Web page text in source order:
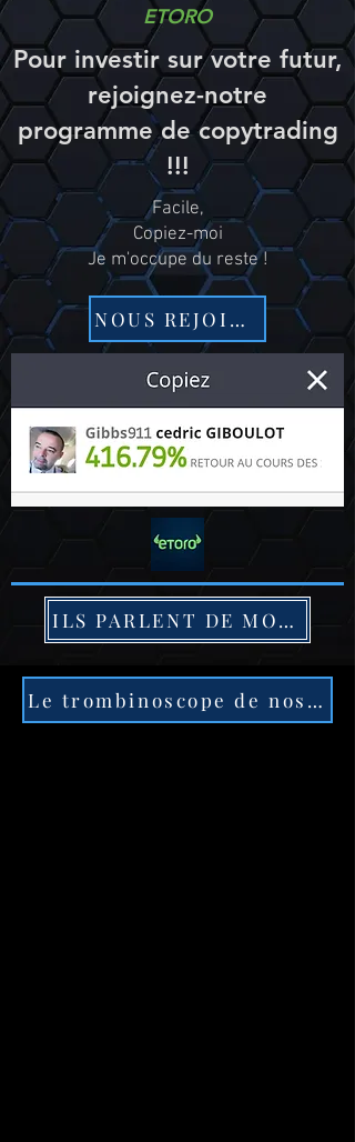
ETORO
Pour investir sur votre futur,
rejoignez-notre
programme de copytrading
!!!
Facile,
Copiez-moi
Je m'occupe du reste !
NOUS REJOINDRE
ILS PARLENT DE MON TRAVAIL
Le trombinoscope de nos traders !